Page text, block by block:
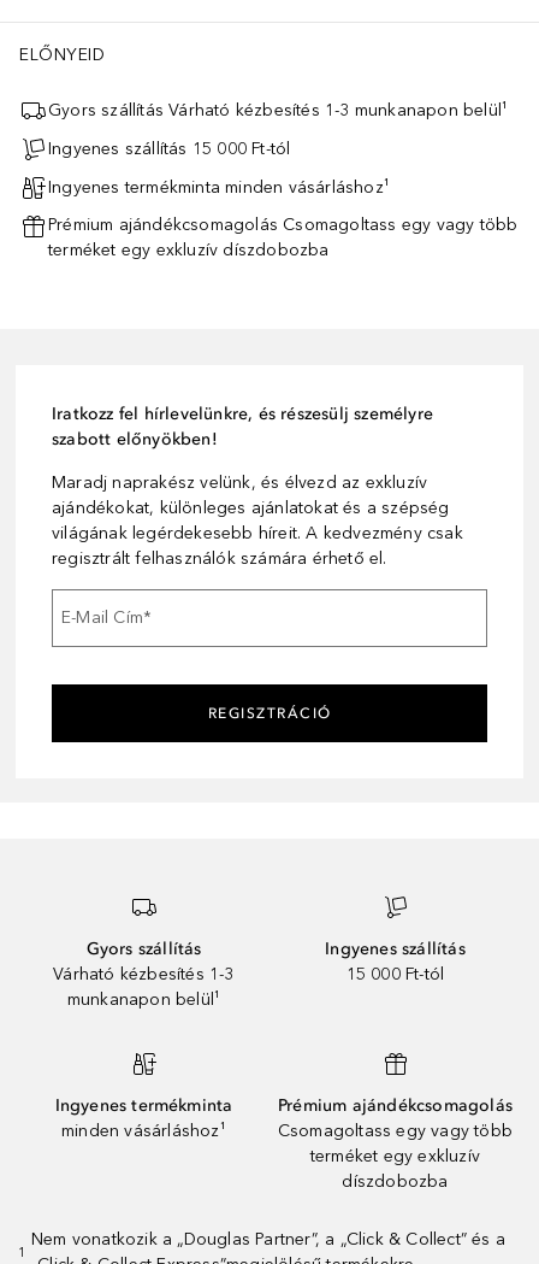
ELŐNYEID
Gyors szállítás Várható kézbesítés 1-3 munkanapon belül¹
Ingyenes szállítás 15 000 Ft-tól
Ingyenes termékminta minden vásárláshoz¹
Prémium ajándékcsomagolás Csomagoltass egy vagy több
terméket egy exkluzív díszdobozba
Iratkozz fel hírlevelünkre, és részesülj személyre
szabott előnyökben!
Maradj naprakész velünk, és élvezd az exkluzív
ajándékokat, különleges ajánlatokat és a szépség
világának legérdekesebb híreit. A kedvezmény csak
regisztrált felhasználók számára érhető el.
E-Mail Cím*
REGISZTRÁCIÓ
Gyors szállítás
Várható kézbesítés 1-3
munkanapon belül¹
Ingyenes szállítás
15 000 Ft-tól
Ingyenes termékminta
minden vásárláshoz¹
Prémium ajándékcsomagolás
Csomagoltass egy vagy több
terméket egy exkluzív
díszdobozba
1
Nem vonatkozik a „Douglas Partner”, a „Click & Collect” és a